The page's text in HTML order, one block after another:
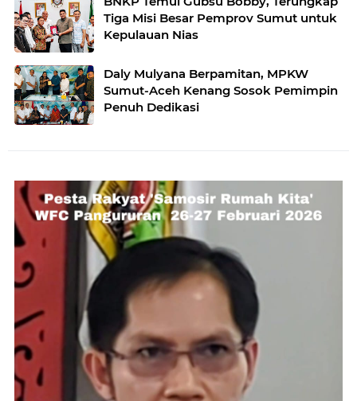
Tiga Misi Besar Pemprov Sumut untuk
Kepulauan Nias
Daly Mulyana Berpamitan, MPKW
Sumut-Aceh Kenang Sosok Pemimpin
Penuh Dedikasi